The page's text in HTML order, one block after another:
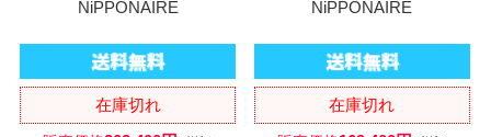
NiPPONAIRE
在庫切れ
NiPPONAIRE
在庫切れ